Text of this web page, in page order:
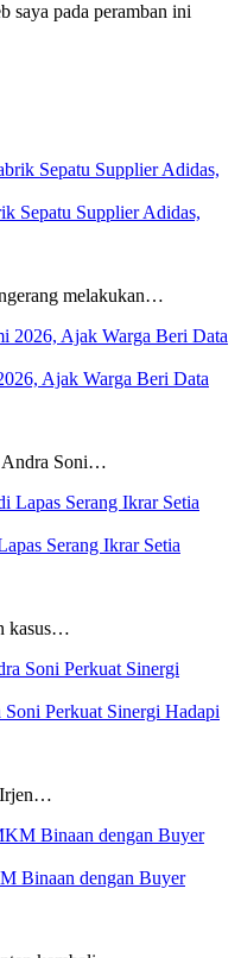
saya pada peramban ini
Sepatu Supplier Adidas,
melakukan…
Ajak Warga Beri Data
Andra Soni…
Serang Ikrar Setia
kasus…
Perkuat Sinergi Hadapi
Irjen…
Binaan dengan Buyer